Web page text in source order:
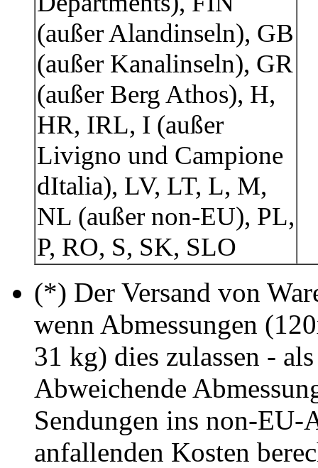
(außer Alandinseln), GB
(außer Kanalinseln), GR
(außer Berg Athos), H,
HR, IRL, I (außer
Livigno und Campione
dItalia), LV, LT, L, M,
NL (außer non-EU), PL,
P, RO, S, SK, SLO
(*) Der Versand von
wenn Abmessungen
31 kg) dies zulassen -
Abweichende
Sendungen ins non-EU-
anfallenden Kosten